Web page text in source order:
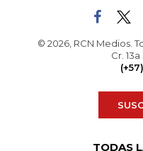
© 2026, RCN Medios.
Cr.
TODAS